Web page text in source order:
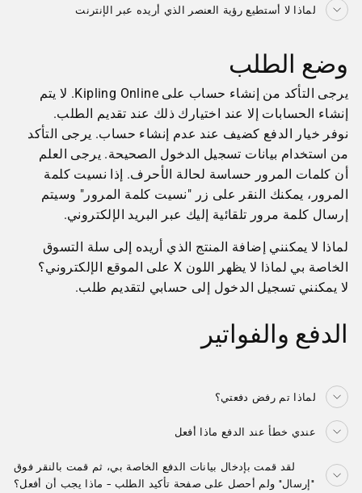
لماذا لا أستطيع رؤية العنصر الذي أريده عبر الإنترنت
وضع الطلب
يرجى التأكد من إنشاء حساب على Kipling Online. لا يتم
إنشاء الحسابات إلا عند اختيارك ذلك عند تقديم الطلب.
نوفر خيار الدفع كضيف عند عدم إنشاء حساب. يرجى التأكد
من استخدام بيانات تسجيل الدخول الصحيحة. يرجى العلم
أن كلمات المرور حساسة لحالة الأحرف. إذا نسيت كلمة
المرور، يمكنك النقر على زر "نسيت كلمة المرور" وسيتم
إرسال كلمة مرور تلقائية إليك عبر البريد الإلكتروني.
لماذا لا يمكنني إضافة المنتج الذي أريده إلى سلة التسوق
الخاصة بي لماذا لا يظهر اللون X على الموقع الإلكتروني؟
لا يمكنني تسجيل الدخول إلى حسابي لتقديم طلب.
الدفع والفواتير
لماذا تم رفض دفعتي؟
عندي خطأ عند الدفع ماذا أفعل
لقد قمت بإدخال بيانات الدفع الخاصة بي، ثم قمت بالنقر فوق
"إرسال" ولم أحصل على صفحة تأكيد الطلب - ماذا يجب أن أفعل؟